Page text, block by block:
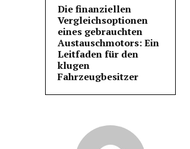
Die finanziellen
Vergleichsoptionen
eines gebrauchten
Austauschmotors: Ein
Leitfaden für den
klugen
Fahrzeugbesitzer